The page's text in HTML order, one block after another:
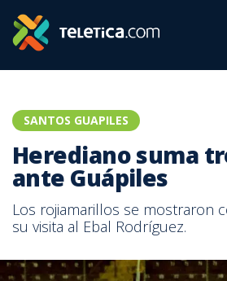
SANTOS GUAPILES
Herediano suma
ante Guápiles
Los rojiamarillos se mostraron
su visita al Ebal Rodríguez.